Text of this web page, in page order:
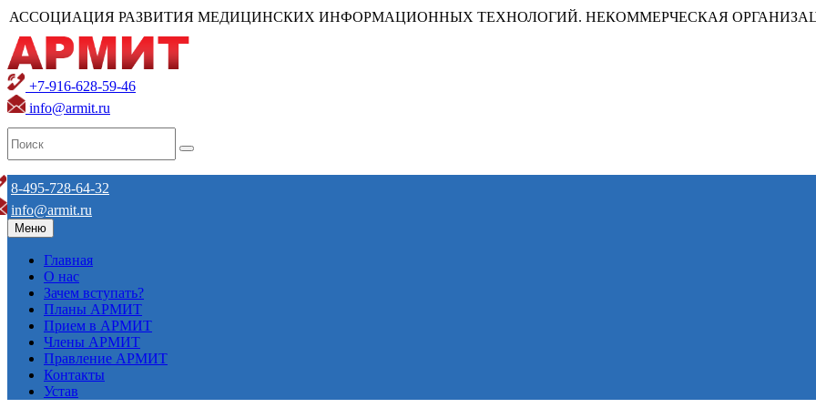
АССОЦИАЦИЯ РАЗВИТИЯ МЕДИЦИНСКИХ ИНФОРМАЦИОННЫХ ТЕХНОЛОГИЙ. НЕКОММЕРЧЕСКАЯ
+7-916-628-59-46
info@armit.ru
8-495-728-64-32
info@armit.ru
Меню
Главная
О нас
Зачем вступать?
Планы АРМИТ
Прием в АРМИТ
Члены АРМИТ
Правление АРМИТ
Контакты
Устав